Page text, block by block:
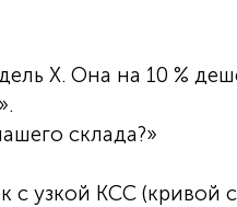
X. Она на 10 %
склада?»
с узкой КСС (кривой